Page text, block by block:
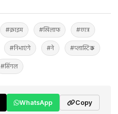
#क्राइम #खिलाफ #छात्र
#निभाएंगे #ने #प्लास्टिक
#सिंगल
WhatsApp Copy